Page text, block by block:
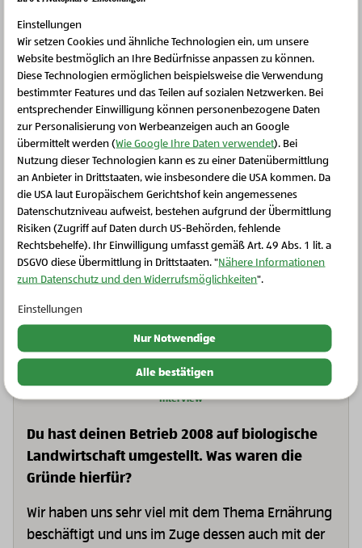
Vorherige Slide
Nächste Slide
Interview
Du hast deinen Betrieb 2008 auf biologische
Landwirtschaft umgestellt. Was waren die
Gründe hierfür?
Wir haben uns sehr viel mit dem Thema Ernährung
beschäftigt und uns im Zuge dessen auch mit der
Schließen Sie dieses Feld
Einstellungen
Wir setzen Cookies und ähnliche Technologien ein, um unsere
Website bestmöglich an Ihre Bedürfnisse anpassen zu können.
Diese Technologien ermöglichen beispielsweise die Verwendung
bestimmter Features und das Teilen auf sozialen Netzwerken. Bei
entsprechender Einwilligung können personenbezogene Daten
zur Personalisierung von Werbeanzeigen auch an Google
übermittelt werden (Wie Google Ihre Daten verwendet). Bei
Nutzung dieser Technologien kann es zu einer Datenübermittlung
an Anbieter in Drittstaaten, wie insbesondere die USA kommen. Da
die USA laut Europäischem Gerichtshof kein angemessenes
Datenschutzniveau aufweist, bestehen aufgrund der Übermittlung
Risiken (Zugriff auf Daten durch US-Behörden, fehlende
Rechtsbehelfe). Ihr Einwilligung umfasst gemäß Art. 49 Abs. 1 lit. a
DSGVO diese Übermittlung in Drittstaaten. "Nähere Informationen
zum Datenschutz und den Widerrufsmöglichkeiten".
Einstellungen
Nur Notwendige
Alle bestätigen